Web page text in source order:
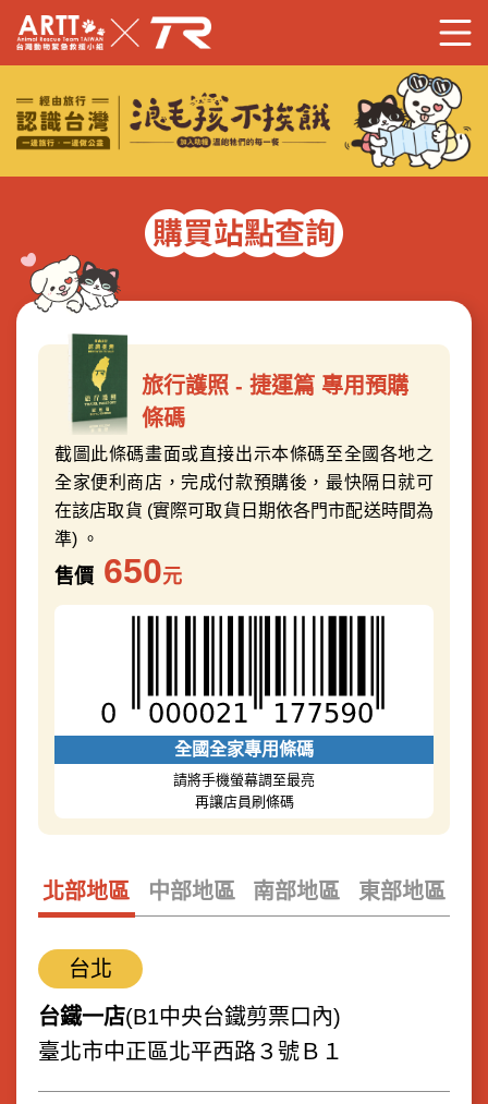
旅行護照 - 捷運篇 專用預購
條碼
截圖此條碼畫面或直接出示本條碼至全國各地之
全家便利商店，完成付款預購後，最快隔日就可
在該店取貨 (實際可取貨日期依各門市配送時間為
準) 。
售價 650元
全國全家專用條碼
請將手機螢幕調至最亮
再讓店員刷條碼
北部地區 中部地區 南部地區 東部地區
台北
台鐵一店(B1中央台鐵剪票口內)
臺北市中正區北平西路３號Ｂ１